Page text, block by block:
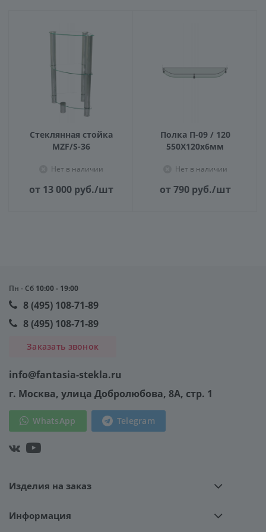
Стеклянная стойка
MZF/S-36
Нет в наличии
от 13 000руб./шт
Полка П-09 / 120
550X120х6мм
Нет в наличии
от 790руб./шт
Пн - Сб 10:00 - 19:00
8 (495) 108-71-89
8 (495) 108-71-89
Заказать звонок
info@fantasia-stekla.ru
г. Москва, улица Добролюбова, 8А, стр. 1
WhatsApp Telegram
Изделия на заказ
Информация